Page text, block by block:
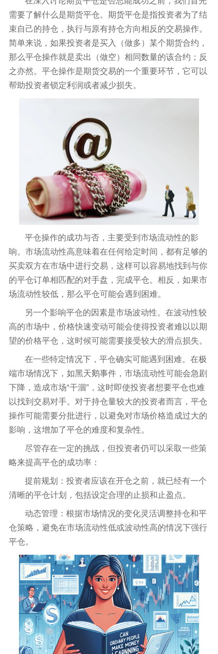
需要了解什么是期货平仓。期货平仓是指投资者为了结
束自己的持仓，执行与原有持仓方向相反的交易操作。
简单来说，如果投资者是买入（做多）某个期货合约，
那么平仓操作就是卖出（做空）相同数量的该合约；反
之亦然。平仓操作是期货交易的一个重要环节，它可以
帮助投资者锁定利润或者减少损失。
平仓操作的成功与否，主要受到市场流动性的影
响。市场流动性高意味着在任何给定时间，都有足够的
买卖双方在市场中进行交易，这样可以容易地找到与你
的平仓订单相匹配的对手盘，完成平仓。相反，如果市
场流动性较低，那么平仓可能会遇到困难。
另一个影响平仓的因素是市场波动性。在波动性较
高的市场中，价格快速变动可能会使得投资者难以以期
望的价格平仓，这时候可能需要接受较大的滑点损失。
在一些特定情况下，平仓确实可能遇到困难。在极
端市场情况下，如黑天鹅事件，市场流动性可能会急剧
下降，造成市场“干涸”，这时即使投资者想要平仓也难
以找到交易对手。对于持仓量较大的投资者而言，平仓
操作可能需要分批进行，以避免对市场价格造成过大的
影响，这增加了平仓的难度和复杂性。
尽管存在一定的挑战，但投资者仍可以采取一些策
略来提高平仓的成功率：
提前规划：投资者应该在开仓之前，就已经有一个
清晰的平仓计划，包括设定合理的止损和止盈点。
动态管理：根据市场情况的变化灵活调整持仓和平
仓策略，避免在市场流动性低或波动性高的情况下强行
平仓。